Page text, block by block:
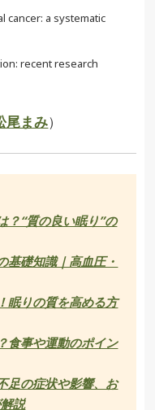
cancer: a systematic
recent research
尾まみ）
？“質の良い眠り”の
基礎知識｜高血圧・
眠りの質を高める方
食事や運動のポイン
足の症状や影響、お
説